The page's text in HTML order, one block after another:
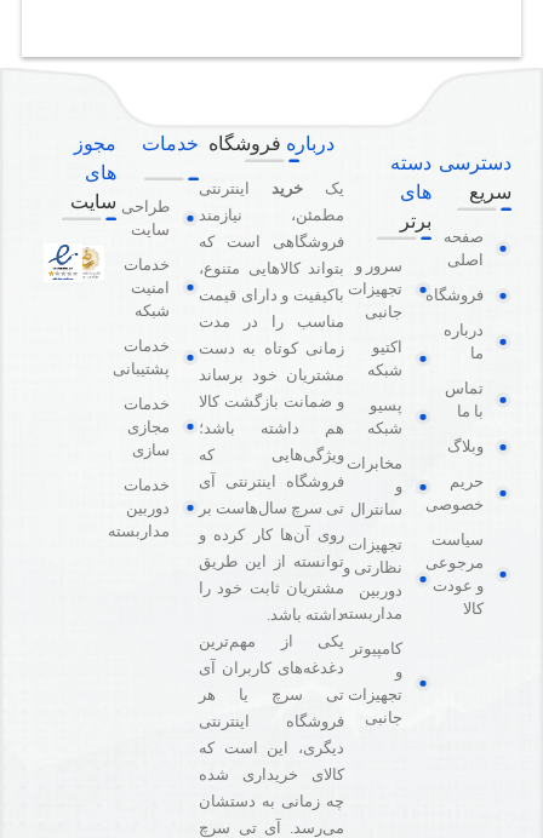
دسترسی
سریع
صفحه
اصلی
فروشگاه
درباره
ما
تماس
با ما
وبلاگ
حریم
خصوصی
سیاست
مرجوعی
و عودت
کالا
دسته
های
برتر
سرور و
تجهیزات
جانبی
اکتیو
شبکه
پسیو
شبکه
مخابرات
و
سانترال
تجهیزات
نظارتی و
دوربین
مداربسته
کامپیوتر
و
تجهیزات
جانبی
درباره فروشگاه
یک خرید اینترنتی
مطمئن، نیازمند
فروشگاهی است که
بتواند کالاهایی متنوع،
باکیفیت و دارای قیمت
مناسب را در مدت
زمانی کوتاه به دست
مشتریان خود برساند
و ضمانت بازگشت کالا
هم داشته باشد؛
ویژگی‌هایی که
فروشگاه اینترنتی آی
تی سرچ سال‌هاست بر
روی آن‌ها کار کرده و
توانسته از این طریق
مشتریان ثابت خود را
داشته باشد.
یکی از مهم‌ترین
دغدغه‌های کاربران آی
تی سرچ یا هر
فروشگاه‌ اینترنتی
دیگری، این است که
کالای خریداری شده
چه زمانی به دستشان
می‌رسد. آی تی سرچ
خدمات
طراحی
سایت
خدمات
امنیت
شبکه
خدمات
پشتیبانی
خدمات
مجازی
سازی
خدمات
دوربین
مداربسته
مجوز
های
سایت